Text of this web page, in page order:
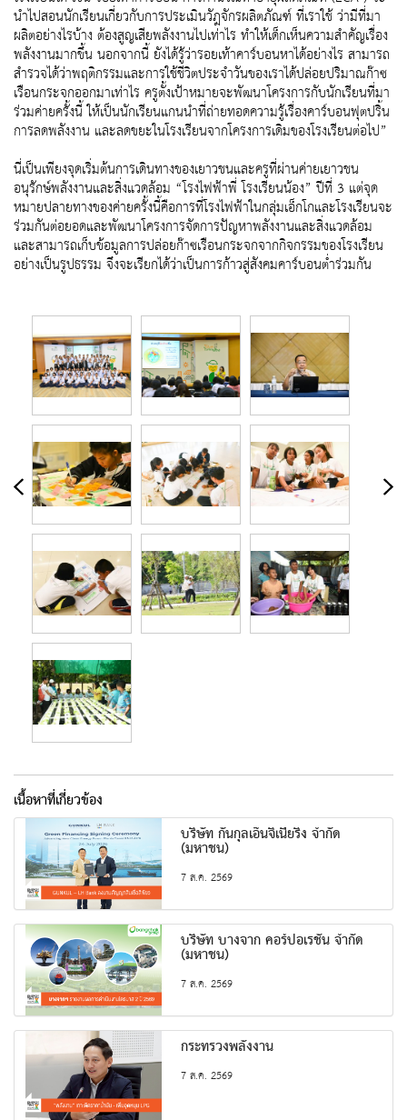
นำไปสอนนักเรียนเกี่ยวกับการประเมินวัฎจักรผลิตภัณฑ์ ที่เราใช้ ว่ามีที่มา
ผลิตอย่างไรบ้าง ต้องสูญเสียพลังงานไปเท่าไร ทำให้เด็กเห็นความสำคัญเรื่อง
พลังงานมากขึ้น นอกจากนี้ ยังได้รู้ว่ารอยเท้าคาร์บอนหาได้อย่างไร สามารถ
สำรวจได้ว่าพฤติกรรมและการใช้ชีวิตประจำวันของเราได้ปล่อยปริมาณก๊าซ
เรือนกระจกออกมาเท่าไร ครูตั้งเป้าหมายจะพัฒนาโครงการกับนักเรียนที่มา
ร่วมค่ายครั้งนี้ ให้เป็นนักเรียนแกนนำที่ถ่ายทอดความรู้เรื่องคาร์บอนฟุตปริ้น
การลดพลังงาน และลดขยะในโรงเรียนจากโครงการเดิมของโรงเรียนต่อไป”
นี่เป็นเพียงจุดเริ่มต้นการเดินทางของเยาวชนและครูที่ผ่านค่ายเยาวชน
อนุรักษ์พลังงานและสิ่งแวดล้อม “โรงไฟฟ้าพี่ โรงเรียนน้อง” ปีที่ 3 แต่จุด
หมายปลายทางของค่ายครั้งนี้คือการที่โรงไฟฟ้าในกลุ่มเอ็กโกและโรงเรียนจะ
ร่วมกันต่อยอดและพัฒนาโครงการจัดการปัญหาพลังงานและสิ่งแวดล้อม
และสามารถเก็บข้อมูลการปล่อยก๊าซเรือนกระจกจากกิจกรรมของโรงเรียน
อย่างเป็นรูปธรรม จึงจะเรียกได้ว่าเป็นการก้าวสู่สังคมคาร์บอนต่ำร่วมกัน
เนื้อหาที่เกี่ยวข้อง
บริษัท กันกุลเอ็นจิเนียริ่ง จำกัด
(มหาชน)
7 ส.ค. 2569
บริษัท บางจาก คอร์ปอเรชั่น จำกัด
(มหาชน)
7 ส.ค. 2569
กระทรวงพลังงาน
7 ส.ค. 2569